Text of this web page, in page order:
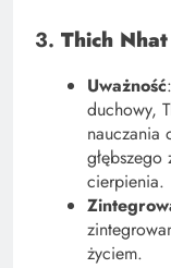
3. Thich
Uważność
duchowy,
nauczania
cierpienia.
życiem.